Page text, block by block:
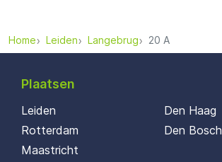
Home Leiden Langebrug 20 A
Plaatsen
Leiden
Rotterdam
Maastricht
Den Haag
Den Bosch